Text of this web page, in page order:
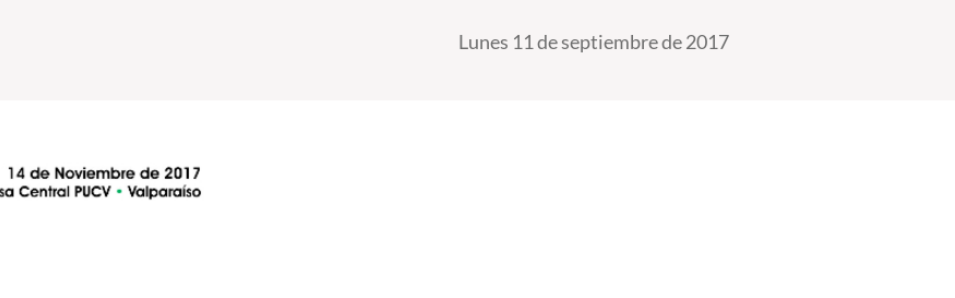
Lunes 11 de septiembre de 2017